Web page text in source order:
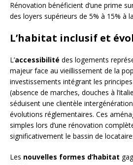
Rénovation bénéficient d’une prime
des loyers supérieurs de 5% à 15% à
L’habitat inclusif et
L’accessibilité des logements
majeur face au vieillissement de la
investissements intégrant les
(absence de marches, douches à
séduisent une clientèle
évolutions réglementaires. Ces
simples lors d’une rénovation
significativement le bassin de
Les nouvelles formes d’habitat